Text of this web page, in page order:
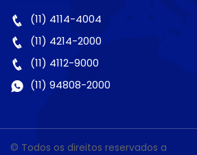
(11) 4114-4004
(11) 4214-2000
(11) 4112-9000
(11) 94808-2000
© Todos os direitos reservados a